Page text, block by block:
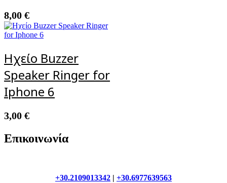
8,00 €
Ηχείο Buzzer
Speaker Ringer for
Iphone 6
3,00 €
Επικοινωνία
+30.2109013342 +30.6977639563